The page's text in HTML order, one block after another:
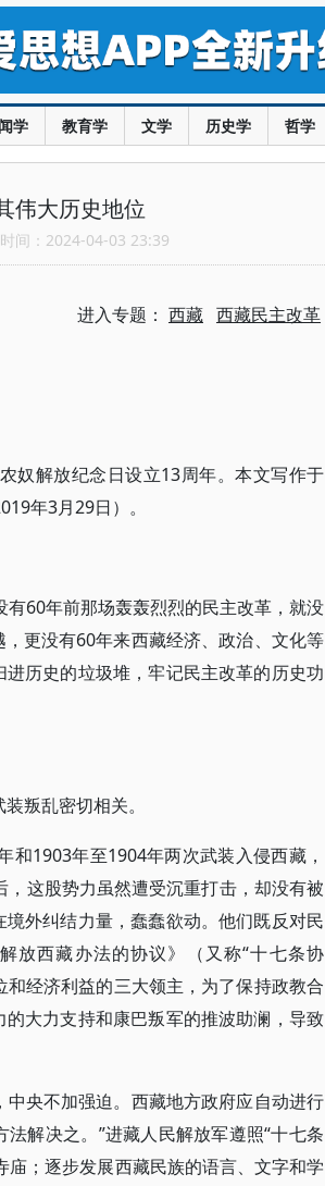
学 教育学 文学 历史学 哲学
伟大历史地位
间：2024-04-03 23:39
进入专题： 西藏 西藏民主改革
奴解放纪念日设立13周年。本文写作于
年3月29日）。
60年前那场轰轰烈烈的民主改革，就没
更没有60年来西藏经济、政治、文化等
历史的垃圾堆，牢记民主改革的历史功
叛乱密切相关。
1903年至1904年两次武装入侵西藏，
这股势力虽然遭受沉重打击，却没有被
外纠结力量，蠢蠢欲动。他们既反对民
放西藏办法的协议》（又称“十七条协
经济利益的三大领主，为了保持政教合
大力支持和康巴叛军的推波助澜，导致
中央不加强迫。西藏地方政府应自动进行
解决之。”进藏人民解放军遵照“十七条
；逐步发展西藏民族的语言、文字和学